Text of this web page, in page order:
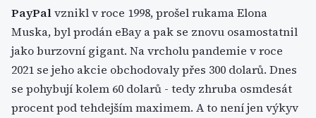
PayPalvznikl v roce 1998, prošel rukama Elona
Muska, byl prodán eBay a pak se znovu osamostatnil
jako burzovní gigant. Na vrcholu pandemie v roce
2021 se jeho akcie obchodovaly přes 300 dolarů. Dnes
se pohybují kolem 60 dolarů - tedy zhruba osmdesát
procent pod tehdejším maximem. A to není jen výkyv